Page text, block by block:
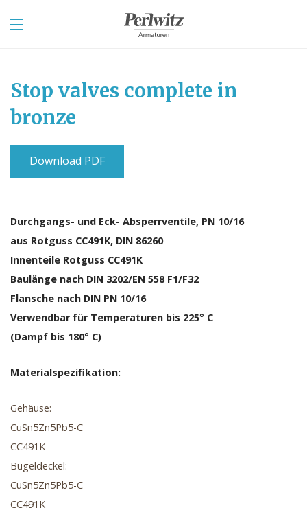
Stop valves complete in
bronze
Download PDF
Durchgangs- und Eck- Absperrventile, PN 10/16
aus Rotguss CC491K, DIN 86260
Innenteile Rotguss CC491K
Baulänge nach DIN 3202/EN 558 F1/F32
Flansche nach DIN PN 10/16
Verwendbar für Temperaturen bis 225° C
(Dampf bis 180° C)
Materialspezifikation:
Gehäuse:
CuSn5Zn5Pb5-C
CC491K
Bügeldeckel:
CuSn5Zn5Pb5-C
CC491K